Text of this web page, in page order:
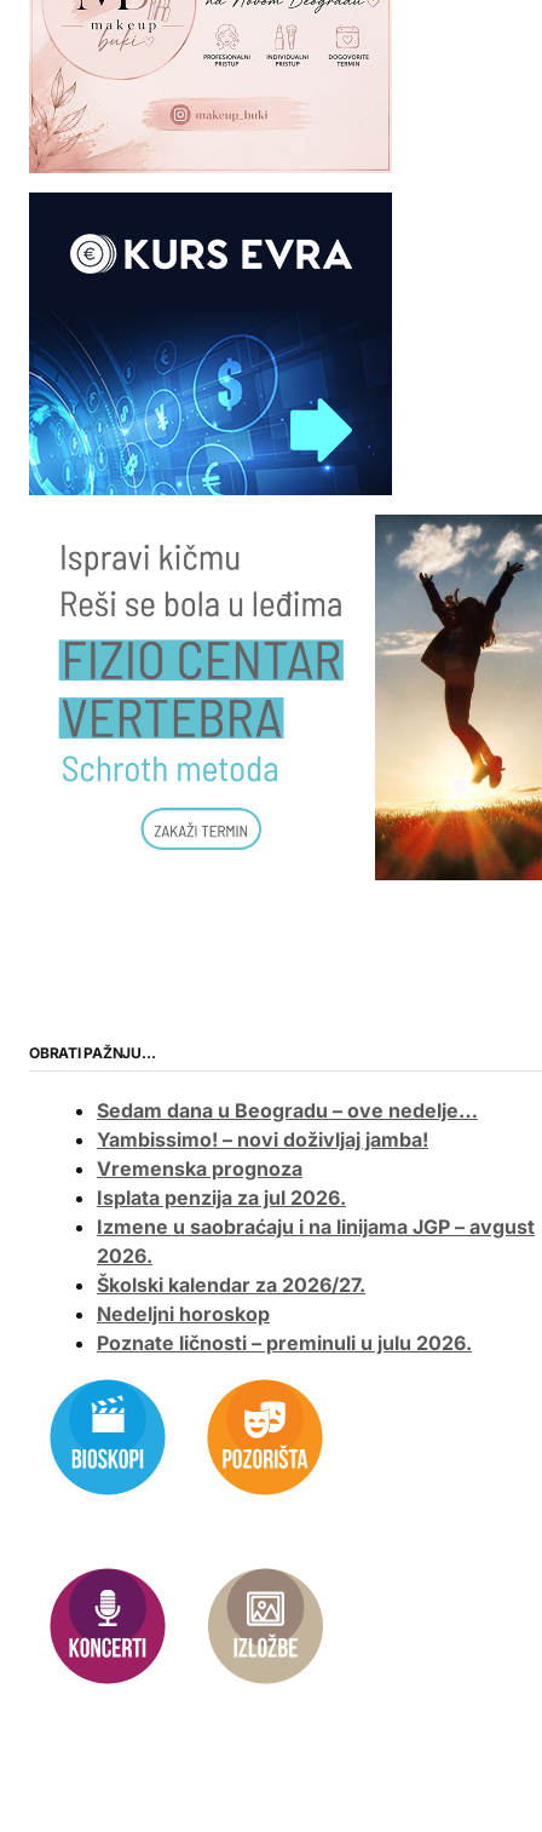
OBRATI PAŽNJU…
Sedam dana u Beogradu – ove nedelje…
Yambissimo! – novi doživljaj jamba!
Vremenska prognoza
Isplata penzija za jul 2026.
Izmene u saobraćaju i na linijama JGP – avgust
2026.
Školski kalendar za 2026/27.
Nedeljni horoskop
Poznate ličnosti – preminuli u julu 2026.